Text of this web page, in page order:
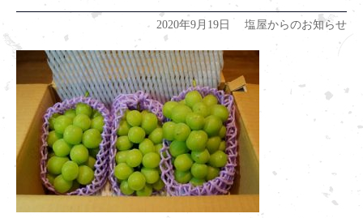
2020年9月19日 塩屋からのお知らせ